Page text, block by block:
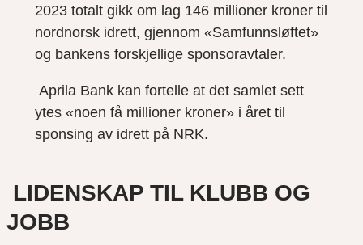
2023 totalt gikk om lag 146 millioner kroner til
nordnorsk idrett, gjennom «Samfunnsløftet»
og bankens forskjellige sponsoravtaler.
Aprila Bank kan fortelle at det samlet sett
ytes «noen få millioner kroner» i året til
sponsing av idrett på NRK.
LIDENSKAP TIL KLUBB OG
JOBB